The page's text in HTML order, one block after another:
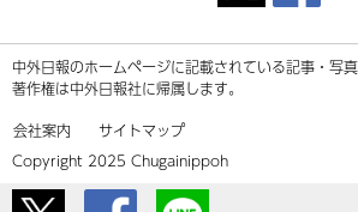
中外日報のホームページに記載されている記事・写
著作権は中外日報社に帰属します。
会社案内
サイトマップ
Copyright 2025 Chugainippoh